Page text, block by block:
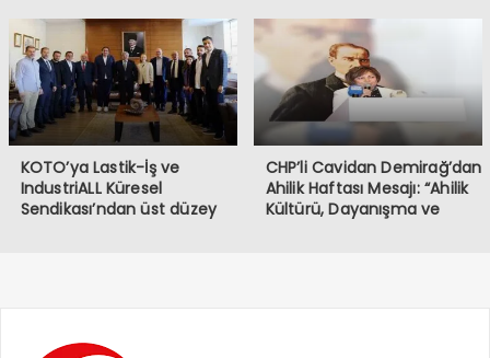
kaybetmiş bulunmaktayız.
Öncelikle hayatını
kaybeden vatandaşlarımıza
Allah’tan rahmet, ailelerine
ve sevenlerine başsağlığı
diliyorum.
KOTO’ya Lastik-İş ve
IndustriALL Küresel
Sendikası’ndan üst düzey
CHP’li Cavidan Demirağ’dan
Ahilik Haftası Mesajı: “Ahilik
Kültürü, Dayanışma ve